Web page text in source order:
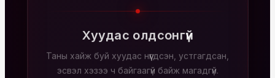
Хуудас олдсонгүй
Таны хайж буй хуудас нүүгдсэн, устгагдсан,
эсвэл хэзээ ч байгаагүй байж магадгүй.